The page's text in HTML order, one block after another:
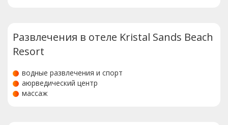
Развлечения в отеле Kristal Sands Beach
Resort
водные развлечения и спорт
аюрведический центр
массаж